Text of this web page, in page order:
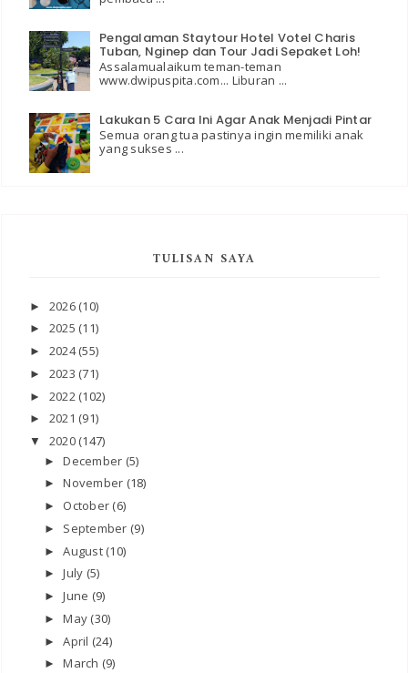
Pengalaman Staytour Hotel Votel Charis
Tuban, Nginep dan Tour Jadi Sepaket Loh!
Assalamualaikum teman-teman
www.dwipuspita.com... Liburan ...
Lakukan 5 Cara Ini Agar Anak Menjadi Pintar
Semua orang tua pastinya ingin memiliki anak
yang sukses ...
TULISAN SAYA
► 2026 (10)
► 2025 (11)
► 2024(55)
► 2023 (71)
► 2022 (102)
► 2021 (91)
▼ 2020 (147)
►December (5)
►November (18)
► October (6)
► September (9)
►August (10)
►July (5)
►June (9)
►May (30)
►April (24)
►March (9)